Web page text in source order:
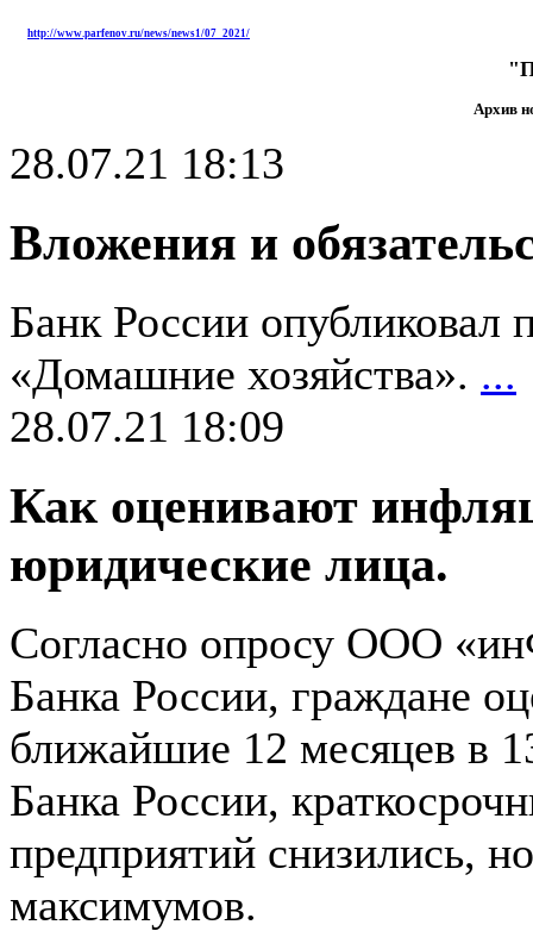
http://www.parfenov.ru/news/news1/07_2021/
Архив
28.07.21 18:13
Вложения и
Банк России опубликовал
«Домашние хозяйства». ...
28.07.21 18:09
Как оценивают
юридические лица.
Согласно опросу ООО
Банка России, граждане
ближайшие 12 месяцев в
Банка России,
предприятий снизились,
максимумов.